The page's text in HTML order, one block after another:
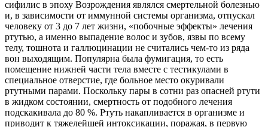
сифилис в эпоху Возрождения являлся смертельной болезнью
и, в зависимости от иммунной системы организма, отпускал
человеку от 3 до 7 лет жизни, «побочные эффекты» лечения
ртутью, а именно выпадение волос и зубов, язвы по всему
телу, тошнота и галлюцинации не считались чем-то из ряда
вон выходящим. Популярна была фумигация, то есть
помещение нижней части тела вместе с тестикулами в
специальное отверстие, где больное место окуривали
ртутными парами. Поскольку пары в сотни раз опасней ртути
в жидком состоянии, смертность от подобного лечения
подскакивала до 80 %. Ртуть накапливается в организме и
приводит к тяжелейшей интоксикации, поражая, в первую